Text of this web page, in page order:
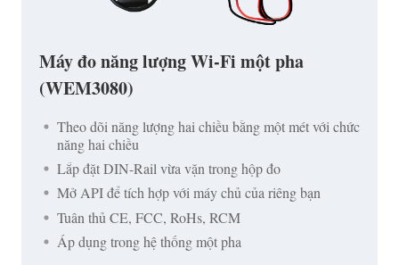
Máy đo năng lượng Wi-Fi một pha
(WEM3080)
Theo dõi năng lượng hai chiều bằng một mét với chức
năng hai chiều
Lắp đặt DIN-Rail vừa vặn trong hộp đo
Mở API để tích hợp với máy chủ của riêng bạn
Tuân thủ CE, FCC, RoHs, RCM
Áp dụng trong hệ thống một pha